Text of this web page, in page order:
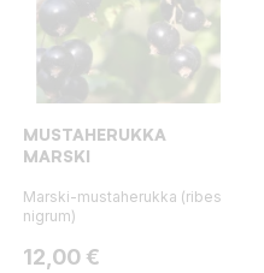
MUSTAHERUKKA
MARSKI
Marski-mustaherukka (ribes
nigrum)
Hinta
12,00 €